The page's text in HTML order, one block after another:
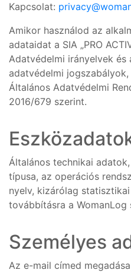
Kapcsolat:
Amikor használod az
adataidat a SIA „PRO
Adatvédelmi irányelvek és
adatvédelmi
Általános Adatvédelmi
2016/679 szerint.
Általános technikai
típusa, az operációs
nyelv, kizárólag
továbbításra a WomanLog
Személyes
Az e-mail címed